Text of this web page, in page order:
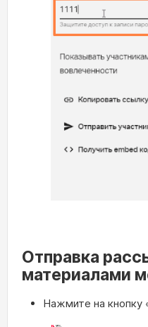
Отправка
материалами
Нажмите на кнопку